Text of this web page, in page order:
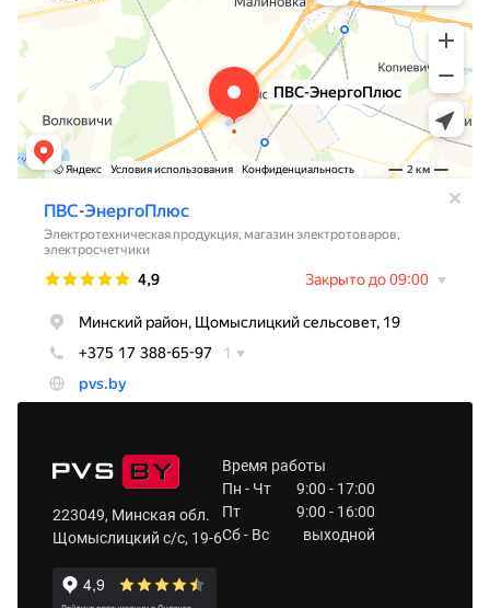
223049, Минская обл.
Щомыслицкий с/с, 19-6
Время работы
Пн - Чт
9:00 - 17:00
Пт
9:00 - 16:00
Сб - Вс
выходной